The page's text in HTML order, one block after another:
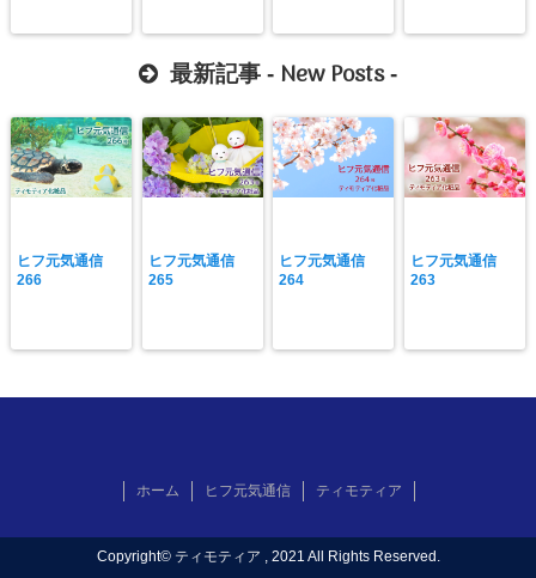
最新記事 - New Posts-
ヒフ元気通信
266
ヒフ元気通信
265
ヒフ元気通信
264
ヒフ元気通信
263
ホーム ヒフ元気通信 ティモティア
Copyright© ティモティア , 2021 All Rights Reserved.